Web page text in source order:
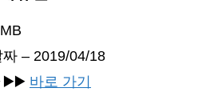
– 2019/04/18
바로 가기